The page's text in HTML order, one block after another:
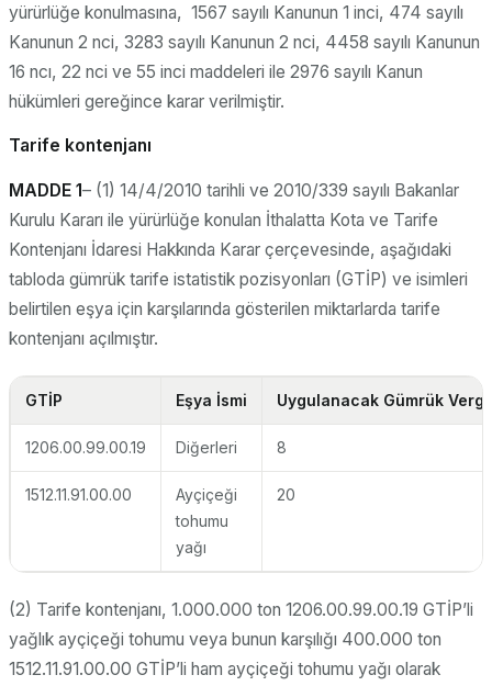
yürürlüğe konulmasına, 1567 sayılı Kanunun 1 inci, 474 sayılı
Kanunun 2 nci, 3283 sayılı Kanunun 2 nci, 4458 sayılı Kanunun
16 ncı, 22 nci ve 55 inci maddeleri ile 2976 sayılı Kanun
hükümleri gereğince karar verilmiştir.
Tarife kontenjanı
MADDE 1– (1) 14/4/2010 tarihli ve 2010/339 sayılı Bakanlar
Kurulu Kararı ile yürürlüğe konulan İthalatta Kota ve Tarife
Kontenjanı İdaresi Hakkında Karar çerçevesinde, aşağıdaki
tabloda gümrük tarife istatistik pozisyonları (GTİP) ve isimleri
belirtilen eşya için karşılarında gösterilen miktarlarda tarife
kontenjanı açılmıştır.
GTİP Eşya İsmi Uygulanacak Gümrük
1206.00.99.00.19 Diğerleri 8
1512.11.91.00.00
Ayçiçeği
tohumu
yağı
20
(2) Tarife kontenjanı, 1.000.000 ton 1206.00.99.00.19 GTİP’li
yağlık ayçiçeği tohumu veya bunun karşılığı 400.000 ton
1512.11.91.00.00 GTİP’li ham ayçiçeği tohumu yağı olarak